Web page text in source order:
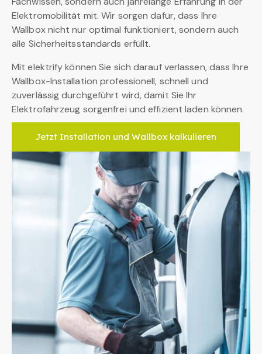
Elektromobilität mit. Wir sorgen dafür, dass Ihre
Wallbox nicht nur optimal funktioniert, sondern auch
alle Sicherheitsstandards erfüllt.
Mit elektrify können Sie sich darauf verlassen, dass Ihre
Wallbox-Installation professionell, schnell und
zuverlässig durchgeführt wird, damit Sie Ihr
Elektrofahrzeug sorgenfrei und effizient laden können.
Jetzt Installation und Wallbox kalkulieren